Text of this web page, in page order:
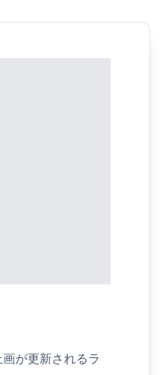
が更新されるラ